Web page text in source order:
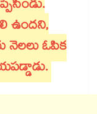
ఉందని,
ఓపిక